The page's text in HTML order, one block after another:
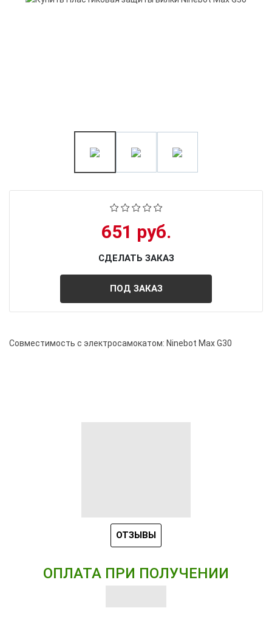
651 руб.
СДЕЛАТЬ ЗАКАЗ
ПОД ЗАКАЗ
Совместимость с электросамокатом: Ninebot Max G30
ОТЗЫВЫ
ОПЛАТА ПРИ ПОЛУЧЕНИИ